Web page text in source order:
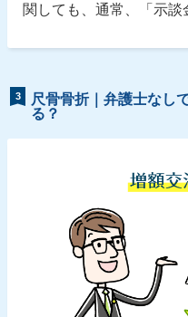
関しても、通常、「示談
3
尺骨骨折｜弁護士なし
る？